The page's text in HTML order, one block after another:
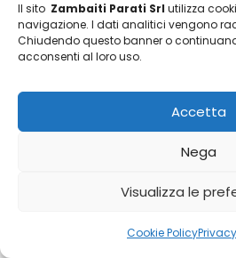
Il sito Zambaiti Parati Srl utilizza
navigazione. I dati analitici vengono
Chiudendo questo banner o
acconsenti al loro uso.
Accetta
Nega
Visualizza le
Cookie Policy